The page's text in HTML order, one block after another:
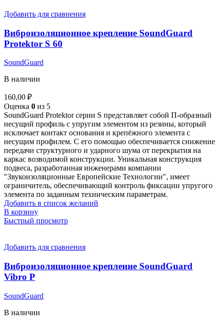
Добавить для сравнения
Виброизоляционное крепление SoundGuard
Protektor S 60
SoundGuard
В наличии
160,00 ₽
Оценка 0 из 5
SoundGuard Protektor серии S представляет собой П-образный
несущий профиль с упругим элементом из резины, который
исключает контакт основания и крепёжного элемента с
несущим профилем. С его помощью обеспечивается снижение
передачи структурного и ударного шума от перекрытия на
каркас возводимой конструкции. Уникальная конструкция
подвеса, разработанная инженерами компании
"Звукоизоляционные Европейские Технологии", имеет
ограничитель, обеспечивающий контроль фиксации упругого
элемента по заданным техническим параметрам.
Добавить в список желаний
В корзину
Быстрый просмотр
Добавить для сравнения
Виброизоляционное крепление SoundGuard
Vibro P
SoundGuard
В наличии